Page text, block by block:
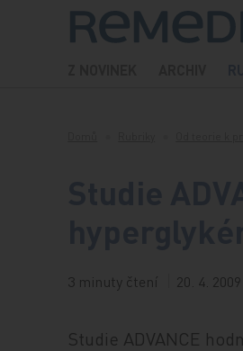
Přeskočit na obsah
3 minuty čtení 20. 4. 2009
Studie ADVANCE